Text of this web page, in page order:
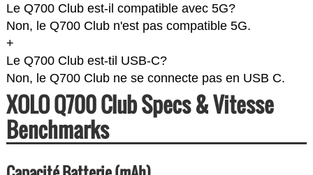
Le Q700 Club est-il compatible avec 5G?
Non, le Q700 Club n'est pas compatible 5G.
+
Le Q700 Club est-til USB-C?
Non, le Q700 Club ne se connecte pas en USB C.
XOLO Q700 Club Specs & Vitesse
Benchmarks